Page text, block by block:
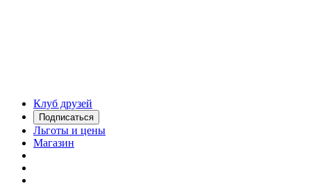
Клуб друзей
Подписаться
Льготы и цены
Магазин